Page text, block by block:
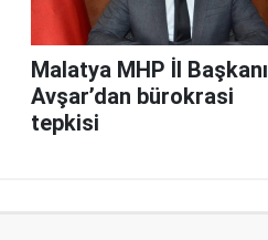
Malatya MHP İl Başkanı
Avşar’dan bürokrasi
tepkisi